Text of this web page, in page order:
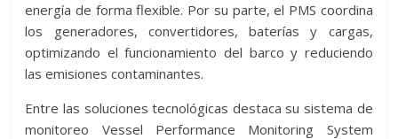
energía de forma flexible. Por su parte, el PMS coordina
los generadores, convertidores, baterías y cargas,
optimizando el funcionamiento del barco y reduciendo
las emisiones contaminantes.
Entre las soluciones tecnológicas destaca su sistema de
monitoreo Vessel Performance Monitoring System